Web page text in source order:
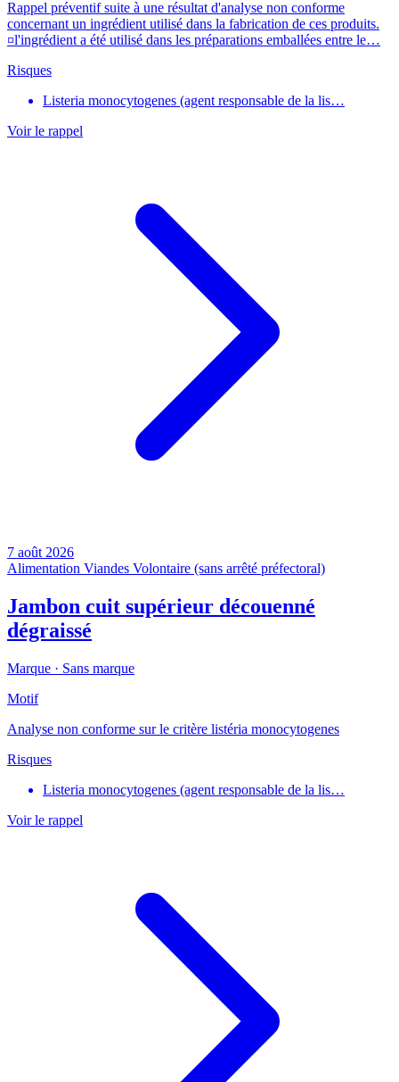
Rappel préventif suite à une résultat d'analyse non conforme
concernant un ingrédient utilisé dans la fabrication de ces produits.
¤l'ingrédient a été utilisé dans les préparations emballées entre le…
Risques
Listeria monocytogenes (agent responsable de la lis…
Voir le rappel
7 août 2026
Alimentation Viandes Volontaire (sans arrêté préfectoral)
Jambon cuit supérieur découenné
dégraissé
Marque · Sans marque
Motif
Analyse non conforme sur le critère listéria monocytogenes
Risques
Listeria monocytogenes (agent responsable de la lis…
Voir le rappel